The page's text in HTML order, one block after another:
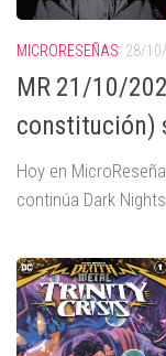
MICRORESEÑAS 28/
MR 21/10/
constitución)
Hoy en
continúa Dark